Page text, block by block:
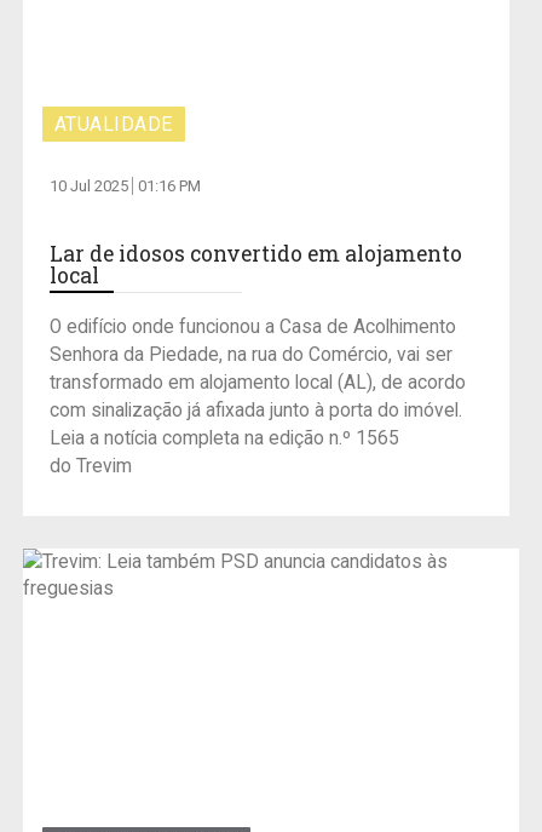
ATUALIDADE
10 Jul 2025 01:16 PM
Lar de idosos convertido em alojamento
local
O edifício onde funcionou a Casa de Acolhimento
Senhora da Piedade, na rua do Comércio, vai ser
transformado em alojamento local (AL), de acordo
com sinalização já afixada junto à porta do imóvel.
Leia a notícia completa na edição n.º 1565
do Trevim